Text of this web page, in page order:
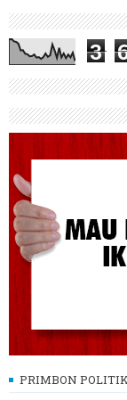
3
PRIMBON